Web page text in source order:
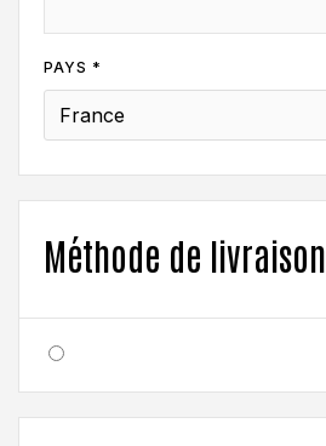
PAYS *
Méthode de livraison